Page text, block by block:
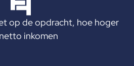
op de opdracht, hoe hoger
inkomen